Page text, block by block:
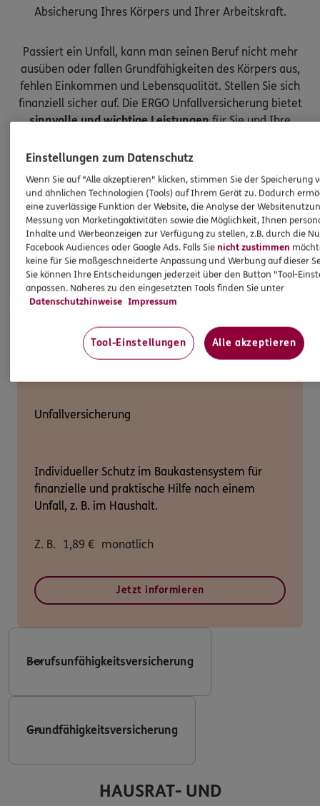
Absicherung Ihres Körpers und Ihrer Arbeitskraft.
Passiert ein Unfall, kann man seinen Beruf nicht mehr
ausüben oder fallen Grundfähigkeiten des Körpers aus,
fehlen Einkommen und Lebensqualität. Stellen Sie sich
finanziell sicher auf. Die ERGO Unfallversicherung bietet
sinnvolle und wichtige Leistungenfür Sie und Ihre
Unfallversicherung
Individueller Schutz im Baukastensystem für
finanzielle und praktische Hilfe nach einem
Unfall, z. B. im Haushalt.
Z. B. 1,89 € monatlich
Jetzt informieren
Berufsunfähigkeitsversicherung
Grundfähigkeitsversicherung
HAUSRAT- UND
Einstellungen zum Datenschutz
Wenn Sie auf "Alle akzeptieren" klicken, stimmen Sie der Speicherung
und ähnlichen Technologien (Tools) auf Ihrem Gerät zu. Dadurch
eine zuverlässige Funktion der Website, die Analyse der
Messung von Marketingaktivitäten sowie die Möglichkeit, Ihnen
Inhalte und Werbeanzeigen zur Verfügung zu stellen, z.B. durch die
Facebook Audiences oder Google Ads. Falls Sienicht zustimmen
keine für Sie maßgeschneiderte Anpassung und Werbung auf dieser
Sie können Ihre Entscheidungen jederzeit über den Button "Tool-
anpassen. Näheres zu den eingesetzten Tools finden Sie unter
Datenschutzhinweise Impressum
Tool-Einstellungen Alle akzeptieren